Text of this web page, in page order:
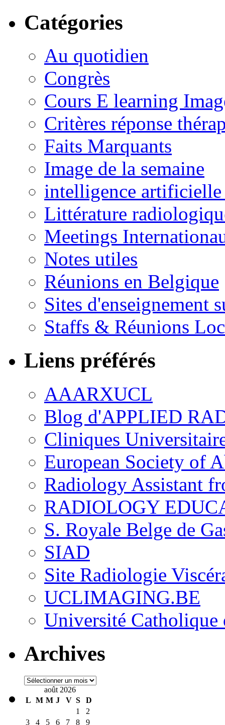
Catégories
Au quotidien
Congrès
Cours E learning
Critères réponse
Faits Marquants
Image de la semaine
intelligence
Littérature
Meetings
Notes utiles
Réunions en Belgique
Sites d'enseignement
Staffs & Réunions
Liens préférés
AAARXUCL
Blog d'APPLIED
Cliniques
European Society of
Radiology Assistant
RADIOLOGY
S. Royale Belge de
SIAD
Site Radiologie
UCLIMAGING.BE
Université Catholique
Archives
Archives
août 2026
L M M J V S
D
1
2
3
4 5 6 7 8
9